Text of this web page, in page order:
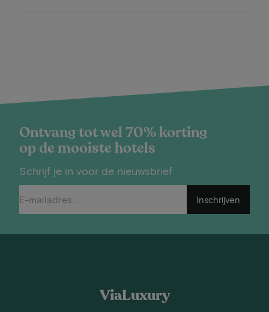
Ontvang tot wel 70% korting
op de mooiste hotels
Schrijf je in voor de nieuwsbrief
Inschrijven
ViaLuxury